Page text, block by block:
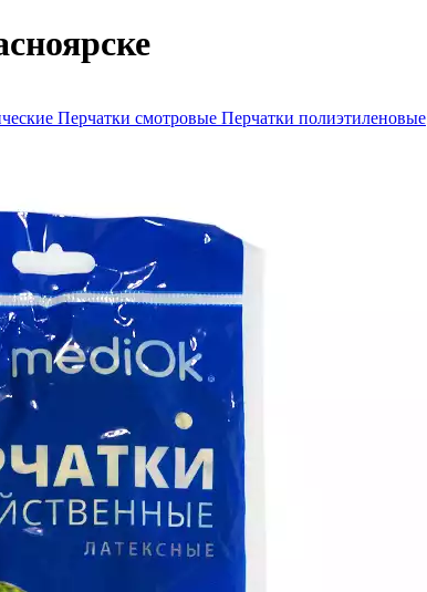
Перчатки смотровые Перчатки полиэтиленовые